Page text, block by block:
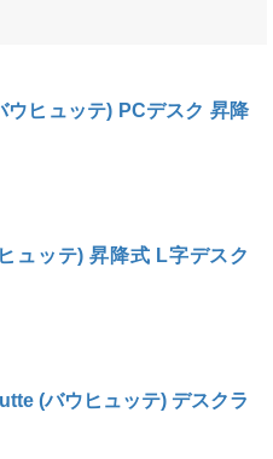
ウヒュッテ) PCデスク 昇降
ュッテ) 昇降式 L字デスク
(バウヒュッテ) デスクラ